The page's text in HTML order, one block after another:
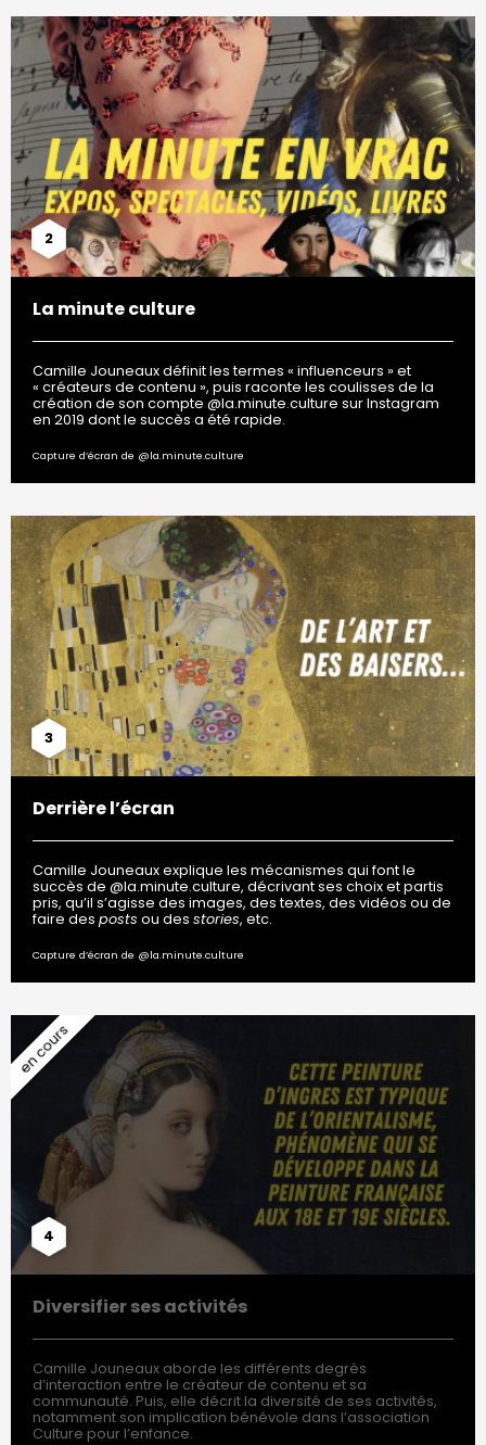
2
La minute culture
Camille Jouneaux définit les termes « influenceurs » et
« créateurs de contenu », puis raconte les coulisses de la
création de son compte @la.minute.culture sur Instagram
en 2019 dont le succès a été rapide.
Capture d’écran de @la.minute.culture
3
Derrière l’écran
Camille Jouneaux explique les mécanismes qui font le
succès de @la.minute.culture, décrivant ses choix et partis
pris, qu’il s’agisse des images, des textes, des vidéos ou de
faire des posts ou des stories, etc.
Capture d’écran de @la.minute.culture
4
Diversifier ses activités
Camille Jouneaux aborde les différents degrés
d’interaction entre le créateur de contenu et sa
communauté. Puis, elle décrit la diversité de ses activités,
notamment son implication bénévole dans l’association
Culture pour l’enfance.